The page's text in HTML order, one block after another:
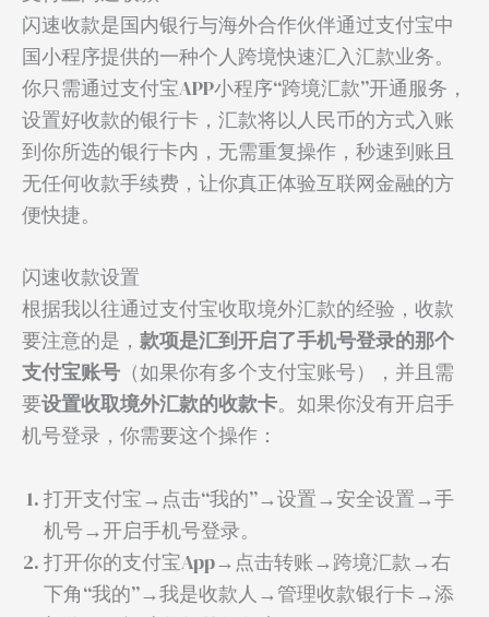
闪速收款是国内银行与海外合作伙伴通过支付宝中
国小程序提供的一种个人跨境快速汇入汇款业务。
你只需通过支付宝APP小程序“跨境汇款”开通服务，
设置好收款的银行卡，汇款将以人民币的方式入账
到你所选的银行卡内，无需重复操作，秒速到账且
无任何收款手续费，让你真正体验互联网金融的方
便快捷。
闪速收款设置
根据我以往通过支付宝收取境外汇款的经验，收款
要注意的是， 款项是汇到开启了手机号登录的那个
支付宝账号 （如果你有多个支付宝账号），并且需
要设置收取境外汇款的收款卡。如果你没有开启手
机号登录，你需要这个操作：
打开支付宝→点击“我的”→设置→安全设置→手
机号→开启手机号登录。
打开你的支付宝App→点击转账→跨境汇款→右
下角“我的”→我是收款人→管理收款银行卡→添